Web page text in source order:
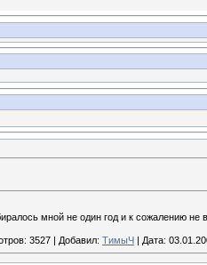
мной не один год и к сожалению
3527 | Добавил: ТимыЧ | Дата: